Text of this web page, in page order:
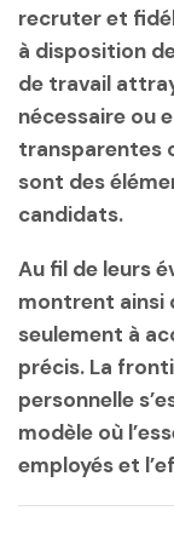
recruter et
à disposition
de travail
nécessaire ou
transparentes
sont des
candidats.
Au fil de leurs
montrent ainsi
seulement à
précis. La
personnelle
modèle où
employés et